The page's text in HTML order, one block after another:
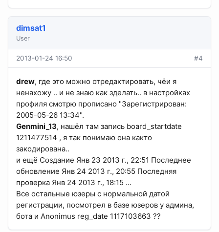
dimsat1
User
2013-01-24 16:50 #4
drew, где это можно отредактировать, чёи я
ненахожу .. и не знаю как зделать.. в настройках
профиля смотрю прописано "Зарегистрирован:
2005-05-26 13:34".
Genmini_13, нашёл там запись board_startdate
1211477514 , я так понимаю она както
закодирована..
и ещё Создание Янв 23 2013 г., 22:51 Последнее
обновление Янв 24 2013 г., 20:55 Последняя
проверка Янв 24 2013 г., 18:15 ...
Все остальные юзеры с нормальной датой
регистрации, посмотрел в базе юзеров у админа,
бота и Anonimus reg_date 1117103663 ??